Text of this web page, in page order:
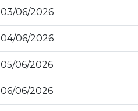
03/06/2026
04/06/2026
05/06/2026
06/06/2026